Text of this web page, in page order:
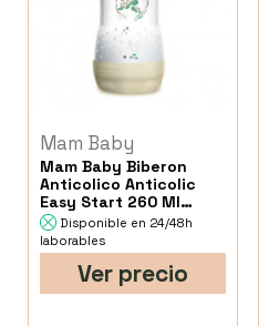
Mam Baby
Mam Baby Biberon
Anticolico Anticolic
Easy Start 260 Ml
Neutro
Disponible en 24/48h
laborables
Ver precio